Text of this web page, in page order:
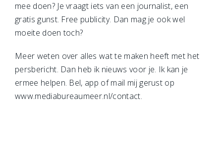
mee doen? Je vraagt iets van een journalist, een
gratis gunst. Free publicity. Dan mag je ook wel
moeite doen toch?
Meer weten over alles wat te maken heeft met het
persbericht. Dan heb ik nieuws voor je. Ik kan je
ermee helpen. Bel, app of mail mij gerust op
www.mediabureaumeer.nl/contact.